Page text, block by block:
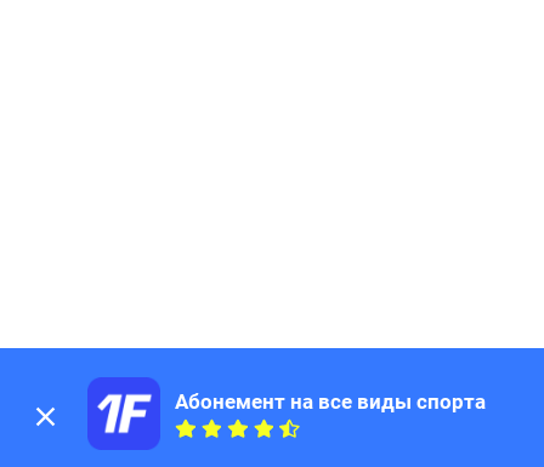
Абонемент на все виды спорта